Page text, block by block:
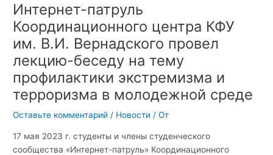
Интернет-патруль
Координационного центра КФУ
им. В.И. Вернадского провел
лекцию-беседу на тему
профилактики экстремизма и
терроризма в молодежной среде
Оставьте комментарий / Новости / От
17 мая 2023 г. студенты и члены студенческого
сообщества «Интернет-патруль» Координационного